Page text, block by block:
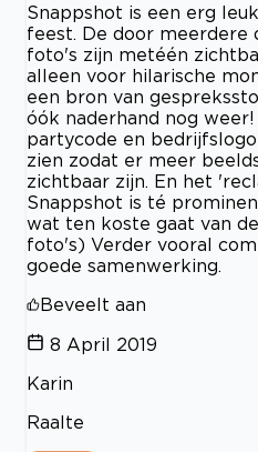
Snappshot is een erg
feest. De door meerdere
foto's zijn metéén
alleen voor hilarische
een bron van
óók naderhand nog
partycode en
zien zodat er meer
zichtbaar zijn. En het
Snappshot is té
wat ten koste gaat van
foto's) Verder vooral
goede samenwerking.
Beveelt aan
8 April 2019
Karin
Raalte